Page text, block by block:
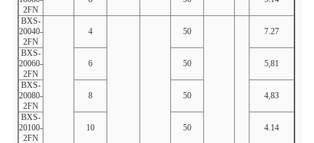
2FN
BXS-
20040-
2FN
4 50 7.27
BXS-
20060-
2FN
6 50 5,81
BXS-
20080-
2FN
8 50 4,83
BXS-
20100-
2FN
10 50 4.14